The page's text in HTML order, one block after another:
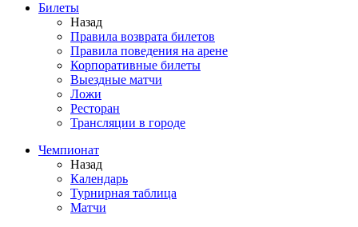
Билеты
Назад
Правила возврата билетов
Правила поведения на арене
Корпоративные билеты
Выездные матчи
Ложи
Ресторан
Трансляции в городе
Чемпионат
Назад
Календарь
Турнирная таблица
Матчи